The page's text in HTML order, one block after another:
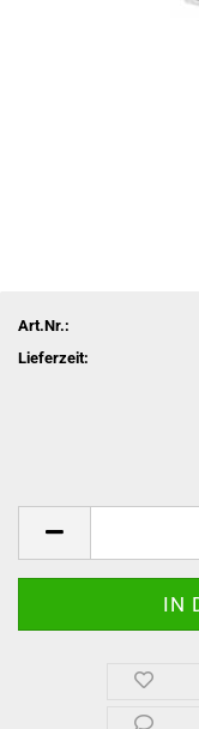
Art.Nr.:
Lieferzeit: